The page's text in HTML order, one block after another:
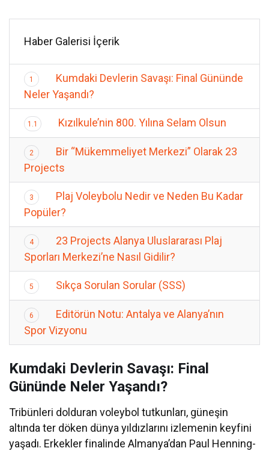
Haber Galerisi İçerik
1
Kumdaki Devlerin Savaşı: Final Gününde
Neler Yaşandı?
1.1 Kızılkule’nin 800. Yılına Selam Olsun
2
Bir “Mükemmeliyet Merkezi” Olarak 23
Projects
3
Plaj Voleybolu Nedir ve Neden Bu Kadar
Popüler?
4
23 Projects Alanya Uluslararası Plaj
Sporları Merkezi’ne Nasıl Gidilir?
5 Sıkça Sorulan Sorular (SSS)
6
Editörün Notu: Antalya ve Alanya’nın
Spor Vizyonu
Kumdaki Devlerin Savaşı: Final
Gününde Neler Yaşandı?
Tribünleri dolduran voleybol tutkunları, güneşin
altında ter döken dünya yıldızlarını izlemenin keyfini
yaşadı. Erkekler finalinde Almanya’dan Paul Henning-